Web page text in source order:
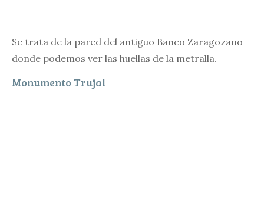
Se trata de la pared del antiguo Banco Zaragozano
donde podemos ver las huellas de la metralla.
Monumento Trujal